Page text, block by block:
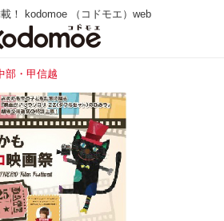
！ kodomoe （コドモエ）web
部・甲信越